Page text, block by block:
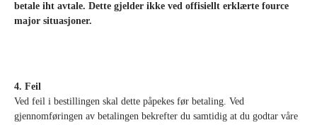
betale iht avtale. Dette gjelder ikke ved offisiellt erklærte fource
major situasjoner.
4. Feil
Ved feil i bestillingen skal dette påpekes før betaling. Ved
gjennomføringen av betalingen bekrefter du samtidig at du godtar våre